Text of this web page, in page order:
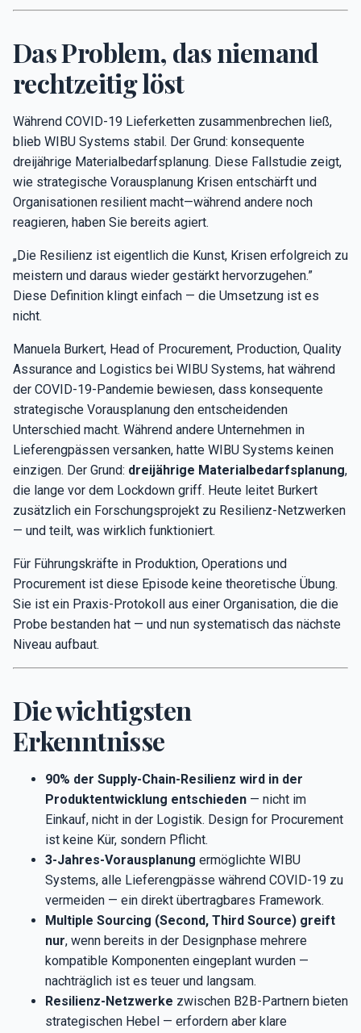
Das Problem, das niemand
rechtzeitig löst
Während COVID-19 Lieferketten zusammenbrechen ließ,
blieb WIBU Systems stabil. Der Grund: konsequente
dreijährige Materialbedarfsplanung. Diese Fallstudie zeigt,
wie strategische Vorausplanung Krisen entschärft und
Organisationen resilient macht—während andere noch
reagieren, haben Sie bereits agiert.
„Die Resilienz ist eigentlich die Kunst, Krisen erfolgreich zu
meistern und daraus wieder gestärkt hervorzugehen.”
Diese Definition klingt einfach — die Umsetzung ist es
nicht.
Manuela Burkert, Head of Procurement, Production, Quality
Assurance and Logistics bei WIBU Systems, hat während
der COVID-19-Pandemie bewiesen, dass konsequente
strategische Vorausplanung den entscheidenden
Unterschied macht. Während andere Unternehmen in
Lieferengpässen versanken, hatte WIBU Systems keinen
einzigen. Der Grund: dreijährige Materialbedarfsplanung,
die lange vor dem Lockdown griff. Heute leitet Burkert
zusätzlich ein Forschungsprojekt zu Resilienz-Netzwerken
— und teilt, was wirklich funktioniert.
Für Führungskräfte in Produktion, Operations und
Procurement ist diese Episode keine theoretische Übung.
Sie ist ein Praxis-Protokoll aus einer Organisation, die die
Probe bestanden hat — und nun systematisch das nächste
Niveau aufbaut.
Die wichtigsten
Erkenntnisse
90% der Supply-Chain-Resilienz wird in der
Produktentwicklung entschieden — nicht im
Einkauf, nicht in der Logistik. Design for Procurement
ist keine Kür, sondern Pflicht.
3-Jahres-Vorausplanung ermöglichte WIBU
Systems, alle Lieferengpässe während COVID-19 zu
vermeiden — ein direkt übertragbares Framework.
Multiple Sourcing (Second, Third Source) greift
nur, wenn bereits in der Designphase mehrere
kompatible Komponenten eingeplant wurden —
nachträglich ist es teuer und langsam.
Resilienz-Netzwerke zwischen B2B-Partnern bieten
strategischen Hebel — erfordern aber klare